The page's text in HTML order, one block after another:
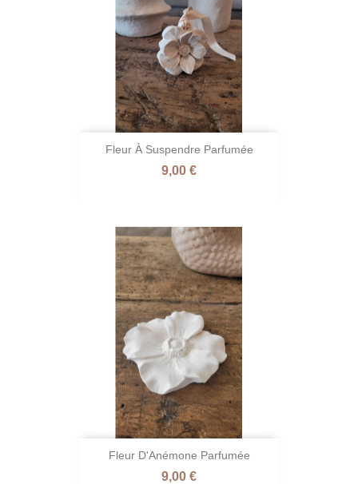
Fleur À Suspendre Parfumée
Prix
9,00 €
Fleur D'Anémone Parfumée
Prix
9,00 €